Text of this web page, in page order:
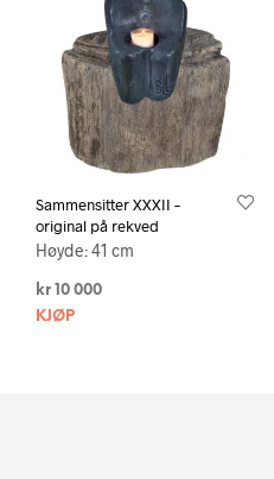
Sammensitter XXXII –
original på rekved
Høyde: 41 cm
kr 10 000
KJØP